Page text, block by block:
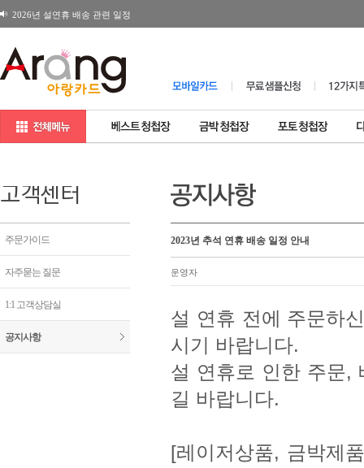
2026년 설연휴 배송 관련 일정
[공지] 일부제품 소비자가격 변경 안내
고객센터
주문가이드
자주묻는 질문
1:1 고객상담실
공지사항
2023년 추석 연휴 배송 일정 안내
운영자
설 연휴 전에 주문하
시기 바랍니다.
설 연휴로 인한 주문,
길 바랍니다.
[레이저상품, 금박제